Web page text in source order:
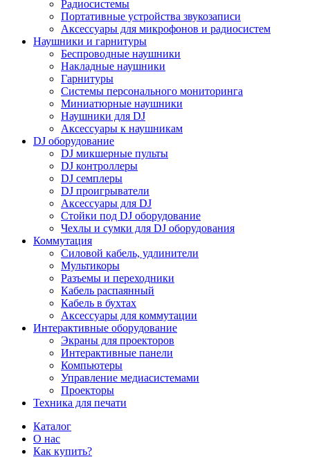
Радиосистемы
Портативные устройства звукозаписи
Аксессуары для микрофонов и радиосистем
Наушники и гарнитуры
Беспроводные наушники
Накладные наушники
Гарнитуры
Системы персонального мониторинга
Миниатюрные наушники
Наушники для DJ
Аксессуары к наушникам
DJ оборудование
DJ микшерные пульты
DJ контроллеры
DJ семплеры
DJ проигрыватели
Аксессуары для DJ
Стойки под DJ оборудование
Чехлы и сумки для DJ оборудования
Коммутация
Силовой кабель, удлинители
Мультикоры
Разъемы и переходники
Кабель распаянный
Кабель в бухтах
Аксессуары для коммутации
Интерактивные оборудование
Экраны для проекторов
Интерактивные панели
Компьютеры
Управление медиасистемами
Проекторы
Техника для печати
Каталог
О нас
Как купить?